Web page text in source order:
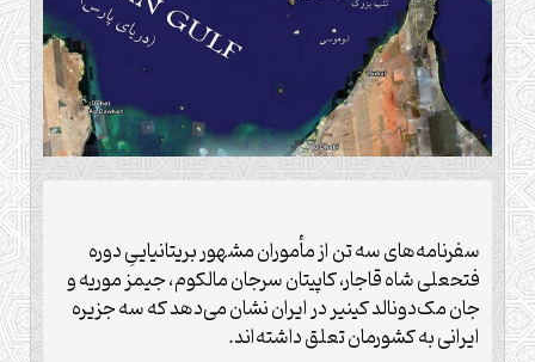
سفرنامه‌های سه تن از مأموران مشهور بریتانیاییِ دوره
فتحعلی شاه قاجار، کاپیتان سرجان مالکوم، جیمز موریه و
جان مک‌دونالد کینیر در ایران نشان می‌دهد که سه جزیره
ایرانی به کشورمان تعلق داشته‌اند.